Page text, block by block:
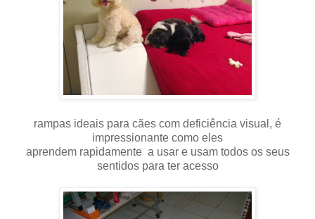
rampas ideais para cães com deficiência visual, é
impressionante como eles
aprendem rapidamente a usar e usam todos os seus
sentidos para ter acesso